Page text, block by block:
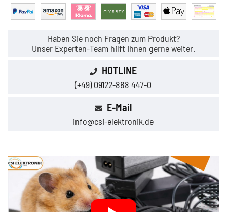
Haben Sie noch Fragen zum Produkt?
Unser Experten-Team hilft Ihnen gerne weiter.
HOTLINE
(+49) 09122-888 447-0
E-Mail
info@csi-elektronik.de